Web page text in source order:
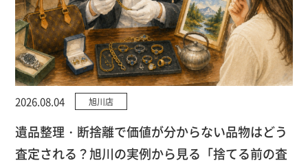
2026.08.04 旭川店
遺品整理・断捨離で価値が分からない品物はどう
査定される？旭川の実例から見る「捨てる前の査